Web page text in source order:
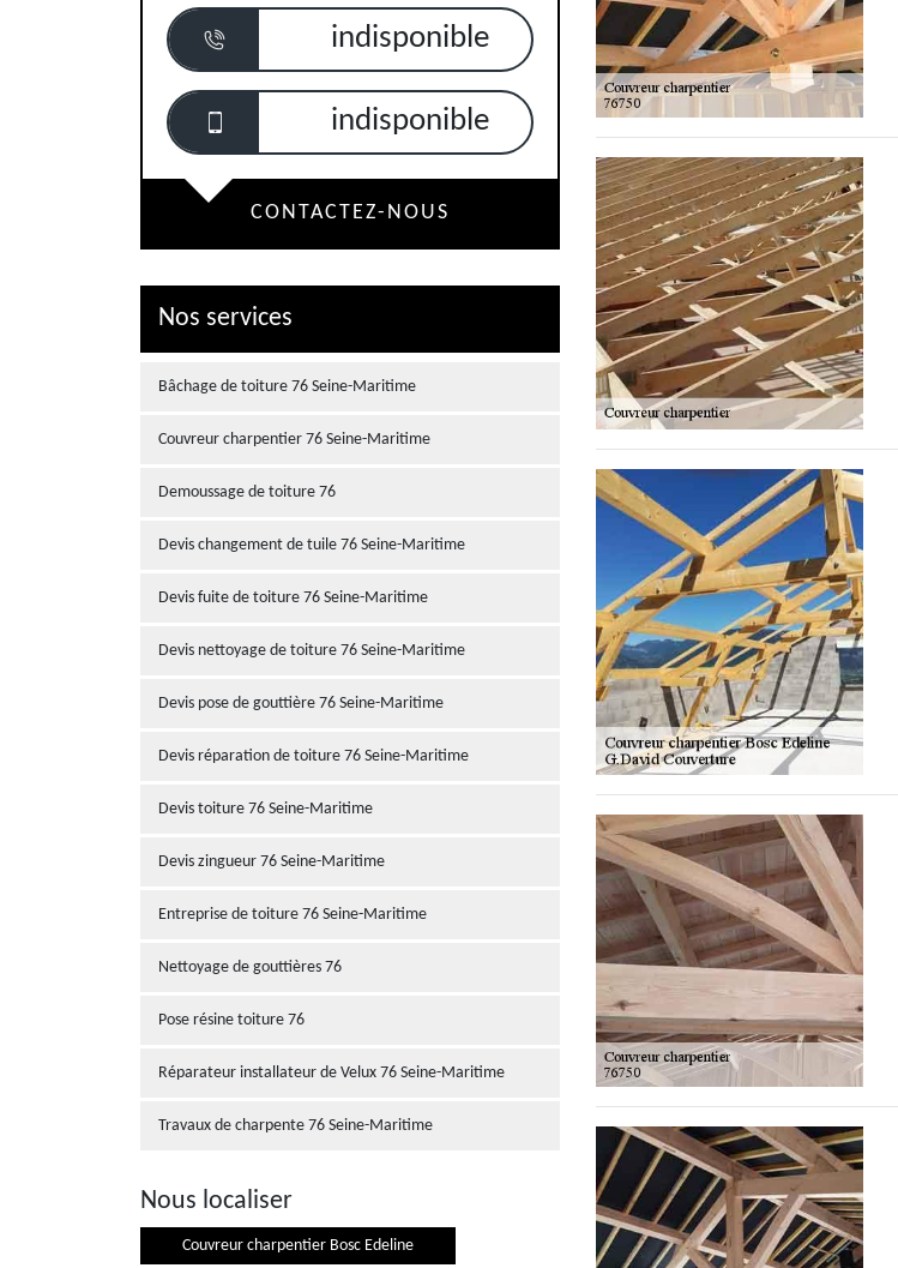
indisponible
indisponible
CONTACTEZ-NOUS
Nos services
Bâchage de toiture 76 Seine-Maritime
Couvreur charpentier 76 Seine-Maritime
Demoussage de toiture 76
Devis changement de tuile 76 Seine-Maritime
Devis fuite de toiture 76 Seine-Maritime
Devis nettoyage de toiture 76 Seine-Maritime
Devis pose de gouttière 76 Seine-Maritime
Devis réparation de toiture 76 Seine-Maritime
Devis toiture 76 Seine-Maritime
Devis zingueur 76 Seine-Maritime
Entreprise de toiture 76 Seine-Maritime
Nettoyage de gouttières 76
Pose résine toiture 76
Réparateur installateur de Velux 76 Seine-Maritime
Travaux de charpente 76 Seine-Maritime
Nous localiser
Couvreur charpentier Bosc Edeline